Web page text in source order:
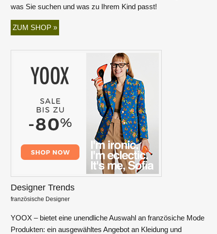
was Sie suchen und was zu Ihrem Kind passt!
ZUM SHOP »
Designer Trends
französische Designer
YOOX – bietet eine unendliche Auswahl an französiche Mode
Produkten: ein ausgewähltes Angebot an Kleidung und